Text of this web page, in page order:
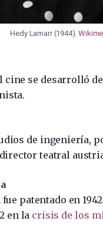
Hedy Lamarr (1944).
se desarrolló
de ingeniería,
teatral
patentado en
en la crisis de los